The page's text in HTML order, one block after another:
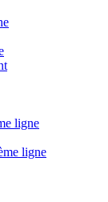
ligne
ligne